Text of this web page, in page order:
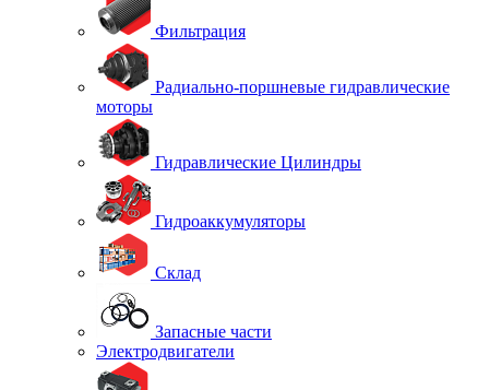
Фильтрация
Радиально-поршневые гидравлические
моторы
Гидравлические Цилиндры
Гидроаккумуляторы
Склад
Запасные части
Электродвигатели